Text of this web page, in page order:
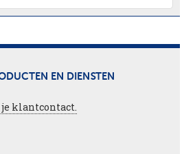
EN DIENSTEN
klantcontact.